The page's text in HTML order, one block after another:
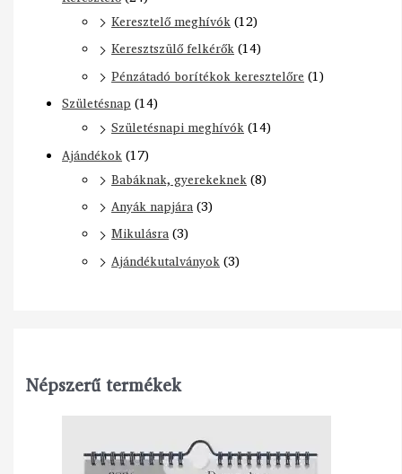
Keresztelő meghívók(12)
Keresztszülő felkérők(14)
Pénzátadó borítékok keresztelőre (1)
Születésnap (14)
Születésnapi meghívók(14)
Ajándékok(17)
Babáknak, gyerekeknek(8)
Anyák napjára(3)
Mikulásra(3)
Ajándékutalványok(3)
Népszerű termékek